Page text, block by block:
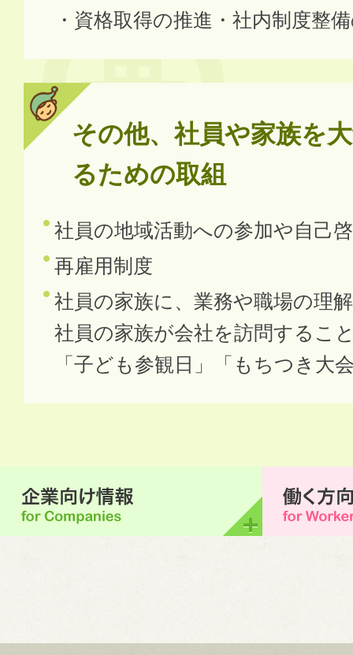
・資格取得の推進・社内制度整
その他、社員や家族を
るための取組
社員の地域活動への参加や自己
再雇用制度
社員の家族に、業務や職場の理
社員の家族が会社を訪問するこ
「子ども参観日」「もちつき大